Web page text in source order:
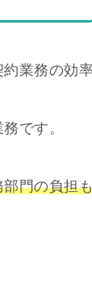
業務の効
です。
部門の負担